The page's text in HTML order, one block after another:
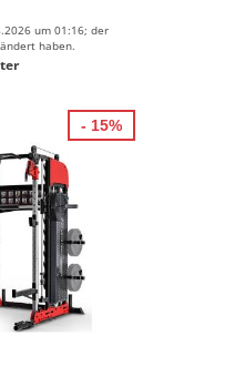
um 01:16; der
haben.
- 15%